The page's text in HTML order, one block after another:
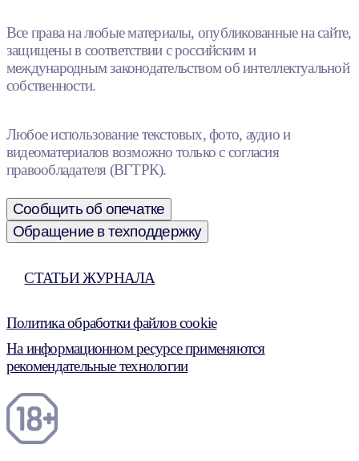
Все права на любые материалы, опубликованные на сайте,
защищены в соответствии с российским и
международным законодательством об интеллектуальной
собственности.
Любое использование текстовых, фото, аудио и
видеоматериалов возможно только с согласия
правообладателя (ВГТРК).
Сообщить об опечатке
Обращение в техподдержку
СТАТЬИ ЖУРНАЛА
Политика обработки файлов cookie
На информационном ресурсе применяются
рекомендательные технологии